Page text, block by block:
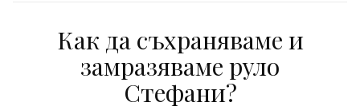
Как да съхраняваме и
замразяваме руло
Стефани?